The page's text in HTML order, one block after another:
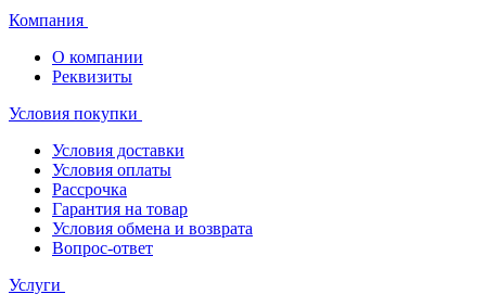
Компания
О компании
Реквизиты
Условия покупки
Условия доставки
Условия оплаты
Рассрочка
Гарантия на товар
Условия обмена и возврата
Вопрос-ответ
Услуги